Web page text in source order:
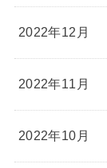
2022年12月
2022年11月
2022年10月